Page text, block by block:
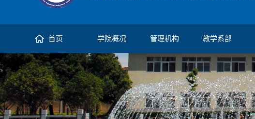
首页 学院概况 管理机构 教学系部